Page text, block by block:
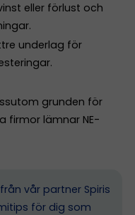
eller förlust och
underlag för
grunden för
firmor lämnar NE-
vår partner Spiris
för dig som